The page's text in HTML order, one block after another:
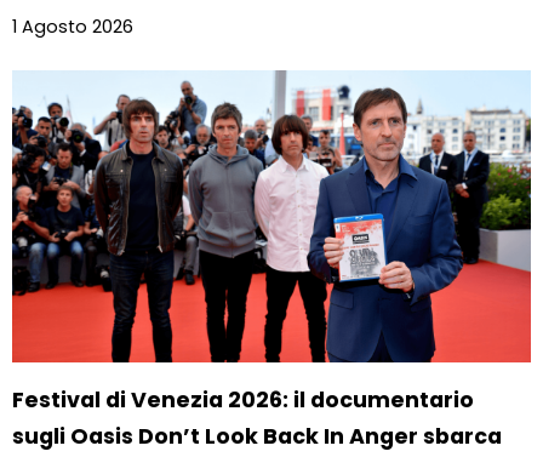
1 Agosto 2026
Festival di Venezia 2026: il documentario
sugli Oasis Don’t Look Back In Anger sbarca